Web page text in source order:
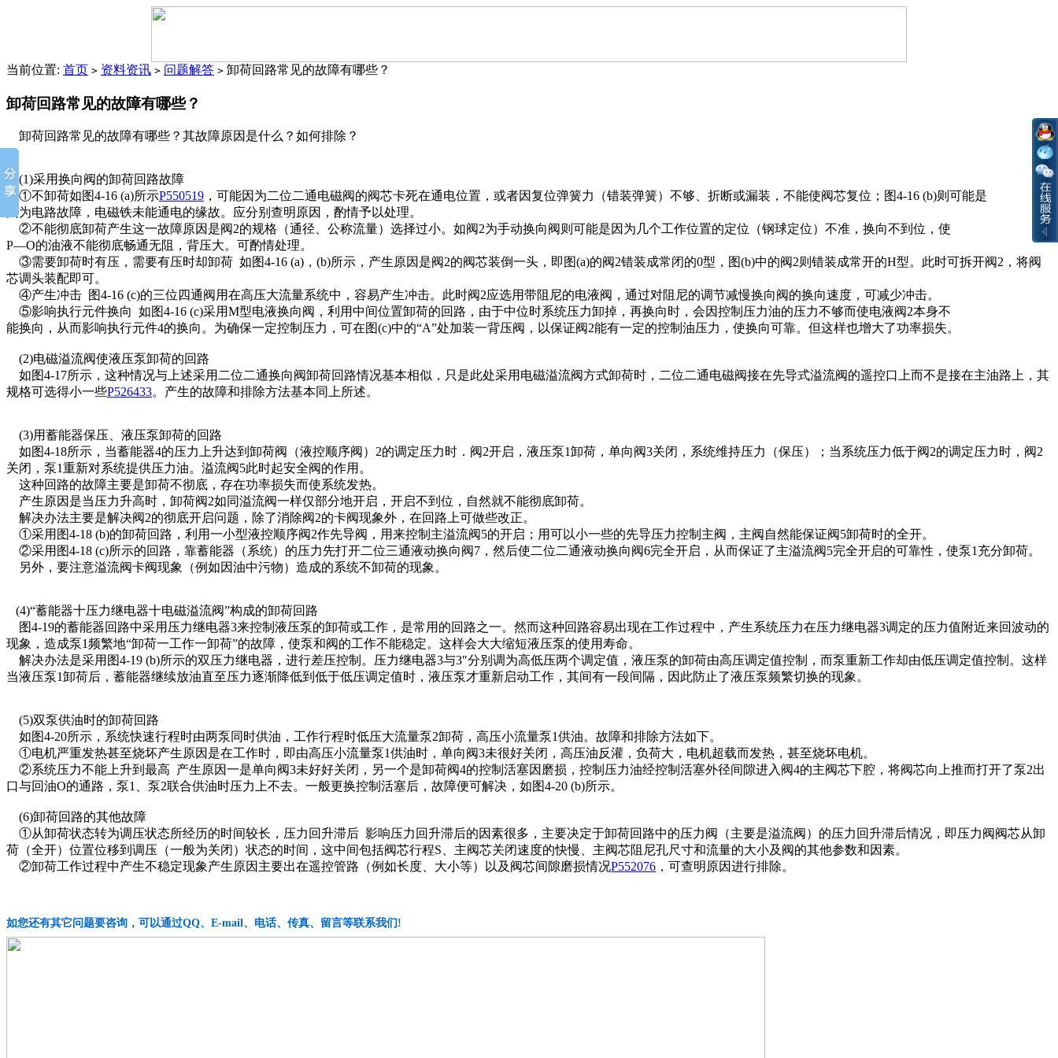
当前位置: 首页 > 资料资讯 > 问题解答 > 卸荷回路常见的故障有哪些？
卸荷回路常见的故障有哪些？
卸荷回路常见的故障有哪些？其故障原因是什么？如何排除？
(1)采用换向阀的卸荷回路故障
①不卸荷如图4-16 (a)所示P550519 ，可能因为二位二通电磁阀的阀芯卡死在通电位置，或者因复位弹簧力（错装弹簧）不够、折断或漏装，不能使阀芯复位；图4-16 (b)则可能是
因为电路故障，电磁铁未能通电的缘故。应分别查明原因，酌情予以处理。
②不能彻底卸荷产生这一故障原因是阀2的规格（通径、公称流量）选择过小。如阀2为手动换向阀则可能是因为几个工作位置的定位（钢球定位）不准，换向不到位，使
P—O的油液不能彻底畅通无阻，背压大。可酌情处理。
③需要卸荷时有压，需要有压时却卸荷 如图4-16 (a)，(b)所示，产生原因是阀2的阀芯装倒一头，即图(a)的阀2错装成常闭的0型，图(b)中的阀2则错装成常开的H型。此时可拆开阀2，将阀
芯调头装配即可。
④产生冲击 图4-16 (c)的三位四通阀用在高压大流量系统中，容易产生冲击。此时阀2应选用带阻尼的电液阀，通过对阻尼的调节减慢换向阀的换向速度，可减少冲击。
⑤影响执行元件换向 如图4-16 (c)采用M型电液换向阀，利用中间位置卸荷的回路，由于中位时系统压力卸掉，再换向时，会因控制压力油的压力不够而使电液阀2本身不
能换向，从而影响执行元件4的换向。为确保一定控制压力，可在图(c)中的“A”处加装一背压阀，以保证阀2能有一定的控制油压力，使换向可靠。但这样也增大了功率损失。
(2)电磁溢流阀使液压泵卸荷的回路
如图4-17所示，这种情况与上述采用二位二通换向阀卸荷回路情况基本相似，只是此处采用电磁溢流阀方式卸荷时，二位二通电磁阀接在先导式溢流阀的遥控口上而不是接在主油路上，其
规格可选得小一些P526433。产生的故障和排除方法基本同上所述。
(3)用蓄能器保压、液压泵卸荷的回路
如图4-18所示，当蓄能器4的压力上升达到卸荷阀（液控顺序阀）2的调定压力时．阀2开启，液压泵1卸荷，单向阀3关闭，系统维持压力（保压）；当系统压力低于阀2的调定压力时，阀2
关闭，泵1重新对系统提供压力油。溢流阀5此时起安全阀的作用。
这种回路的故障主要是卸荷不彻底，存在功率损失而使系统发热。
产生原因是当压力升高时，卸荷阀2如同溢流阀一样仅部分地开启，开启不到位，自然就不能彻底卸荷。
解决办法主要是解决阀2的彻底开启问题，除了消除阀2的卡阀现象外，在回路上可做些改正。
①采用图4-18 (b)的卸荷回路，利用一小型液控顺序阀2作先导阀，用来控制主溢流阀5的开启；用可以小一些的先导压力控制主阀，主阀自然能保证阀5卸荷时的全开。
②采用图4-18 (c)所示的回路，靠蓄能器（系统）的压力先打开二位三通液动换向阀7，然后使二位二通液动换向阀6完全开启，从而保证了主溢流阀5完全开启的可靠性，使泵1充分卸荷。
另外，要注意溢流阀卡阀现象（例如因油中污物）造成的系统不卸荷的现象。
(4)“蓄能器十压力继电器十电磁溢流阀”构成的卸荷回路
图4-19的蓄能器回路中采用压力继电器3来控制液压泵的卸荷或工作，是常用的回路之一。然而这种回路容易出现在工作过程中，产生系统压力在压力继电器3调定的压力值附近来回波动的
现象，造成泵1频繁地“卸荷一工作一卸荷”的故障，使泵和阀的工作不能稳定。这样会大大缩短液压泵的使用寿命。
解决办法是采用图4-19 (b)所示的双压力继电器，进行差压控制。压力继电器3与3″分别调为高低压两个调定值，液压泵的卸荷由高压调定值控制，而泵重新工作却由低压调定值控制。这样
当液压泵1卸荷后，蓄能器继续放油直至压力逐渐降低到低于低压调定值时，液压泵才重新启动工作，其间有一段间隔，因此防止了液压泵频繁切换的现象。
(5)双泵供油时的卸荷回路
如图4-20所示，系统快速行程时由两泵同时供油，工作行程时低压大流量泵2卸荷，高压小流量泵1供油。故障和排除方法如下。
①电机严重发热甚至烧坏产生原因是在工作时，即由高压小流量泵1供油时，单向阀3未很好关闭，高压油反灌，负荷大，电机超载而发热，甚至烧坏电机。
②系统压力不能上升到最高 产生原因一是单向阀3未好好关闭，另一个是卸荷阀4的控制活塞因磨损，控制压力油经控制活塞外径间隙进入阀4的主阀芯下腔，将阀芯向上推而打开了泵2出
口与回油O的通路，泵1、泵2联合供油时压力上不去。一般更换控制活塞后，故障便可解决，如图4-20 (b)所示。
(6)卸荷回路的其他故障
①从卸荷状态转为调压状态所经历的时间较长，压力回升滞后 影响压力回升滞后的因素很多，主要决定于卸荷回路中的压力阀（主要是溢流阀）的压力回升滞后情况，即压力阀阀芯从卸
荷（全开）位置位移到调压（一般为关闭）状态的时间，这中间包括阀芯行程S、主阀芯关闭速度的快慢、主阀芯阻尼孔尺寸和流量的大小及阀的其他参数和因素。
②卸荷工作过程中产生不稳定现象产生原因主要出在遥控管路（例如长度、大小等）以及阀芯间隙磨损情况P552076 ，可查明原因进行排除。
如您还有其它问题要咨询，可以通过QQ、E-mail、电话、传真、留言等联系我们!